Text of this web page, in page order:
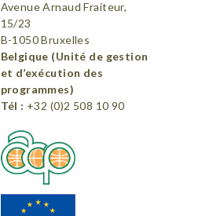
Avenue Arnaud Fraiteur,
15/23
B-1050 Bruxelles
Belgique (Unité de gestion
et d’exécution des
programmes)
Tél : +32 (0)2 508 10 90